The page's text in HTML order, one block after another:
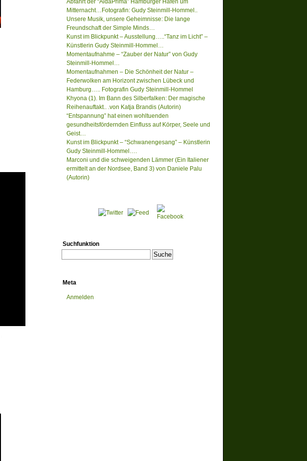
Abfahrt der “AidaPrima” Hamburger Hafen um
Mitternacht…Fotografin: Gudy Steinmill-Hommel..
Unsere Musik, unsere Geheimnisse: Die lange
Freundschaft der Simple Minds…
Kunst im Blickpunkt – Ausstellung…..“Tanz im Licht” –
Künstlerin Gudy Steinmill-Hommel…
Momentaufnahme – “Zauber der Natur” von Gudy
Steinmill-Hommel…
Momentaufnahmen – Die Schönheit der Natur –
Federwolken am Horizont zwischen Lübeck und
Hamburg….. Fotografin Gudy Steinmill-Hommel
Khyona (1). Im Bann des Silberfalken: Der magische
Reihenauftakt.. .von Katja Brandis (Autorin)
“Entspannung” hat einen wohltuenden
gesundheitsfördernden Einfluss auf Körper, Seele und
Geist…
Kunst im Blickpunkt – “Schwanengesang” – Künstlerin
Gudy Steinmill-Hommel….
Marconi und die schweigenden Lämmer (Ein Italiener
ermittelt an der Nordsee, Band 3) von Daniele Palu
(Autorin)
Suchfunktion
Meta
Anmelden